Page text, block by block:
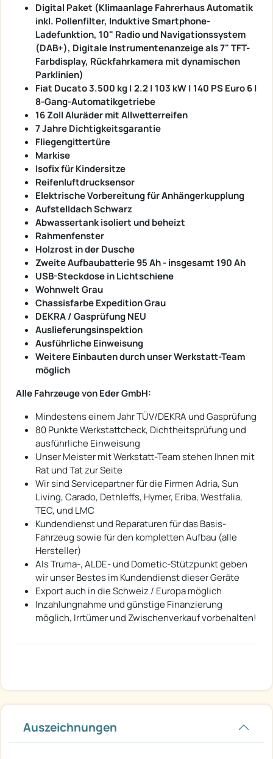
Digital Paket (Klimaanlage Fahrerhaus Automatik
inkl. Pollenfilter, Induktive Smartphone-
Ladefunktion, 10" Radio und Navigationssystem
(DAB+), Digitale Instrumentenanzeige als 7" TFT-
Farbdisplay, Rückfahrkamera mit dynamischen
Parklinien)
Fiat Ducato 3.500 kg | 2.2 | 103 kW | 140 PS Euro 6 |
8-Gang-Automatikgetriebe
16 Zoll Aluräder mitAllwetterreifen
7 Jahre Dichtigkeitsgarantie
Fliegengittertüre
Markise
Isofix für Kindersitze
Reifenluftdrucksensor
Elektrische Vorbereitung für Anhängerkupplung
Aufstelldach Schwarz
Abwassertank isoliert und beheizt
Rahmenfenster
Holzrost in der Dusche
Zweite Aufbaubatterie 95 Ah - insgesamt 190 Ah
USB-Steckdose in Lichtschiene
Wohnwelt Grau
Chassisfarbe Expedition Grau
DEKRA / Gasprüfung NEU
Auslieferungsinspektion
Ausführliche Einweisung
Weitere Einbauten durch unser Werkstatt-Team
möglich
Alle Fahrzeuge von Eder GmbH:
Mindestens einem Jahr TÜV/DEKRA und Gasprüfung
80 Punkte Werkstattcheck, Dichtheitsprüfung und
ausführliche Einweisung
Unser Meister mit Werkstatt-Team stehen Ihnen mit
Rat und Tat zur Seite
Wir sind Servicepartner für die Firmen Adria, Sun
Living, Carado, Dethleffs, Hymer, Eriba, Westfalia,
TEC, und LMC
Kundendienst und Reparaturen für das Basis-
Fahrzeug sowie für den kompletten Aufbau (alle
Hersteller)
Als Truma-, ALDE- und Dometic-Stützpunkt geben
wir unser Bestes im Kundendienst dieser Geräte
Export auch in die Schweiz / Europa möglich
Inzahlungnahme und günstige Finanzierung
möglich, Irrtümer und Zwischenverkauf vorbehalten!
Auszeichnungen